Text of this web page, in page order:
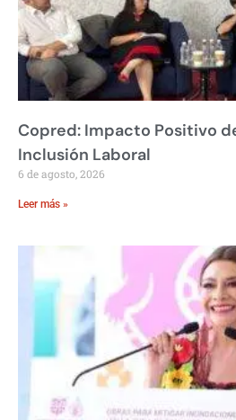
Copred: Impacto Positivo
Inclusión Laboral
6 de agosto, 2026
Leer más »